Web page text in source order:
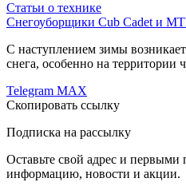
Статьи о технике
Снегоуборщики Cub Cadet и
С наступлением зимы
снега, особенно на территории
Telegram MAX
Скопировать ссылку
Подписка на рассылку
Оставьте свой адрес и первыми
информацию, новости и акции.